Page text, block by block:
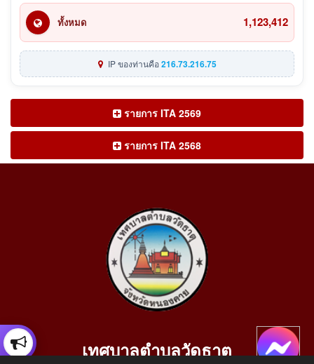
ทั้งหมด 1,123,412
IP ของท่านคือ216.73.216.75
รายการ ITA 2569
รายการ ITA 2568
เทศบาลตำบลวัดธาตุ